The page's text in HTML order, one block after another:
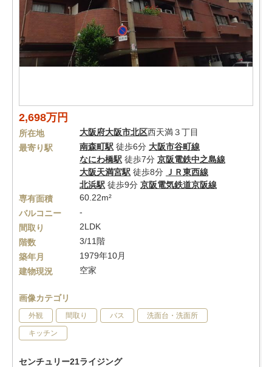
2,698万円
所在地 大阪府大阪市北区西天満３丁目
最寄り駅
南森町駅 徒歩6分 大阪市谷町線
なにわ橋駅 徒歩7分 京阪電鉄中之島線
大阪天満宮駅 徒歩8分 ＪＲ東西線
北浜駅 徒歩9分 京阪電気鉄道京阪線
専有面積
60.22m²
バルコニー
-
間取り
2LDK
階数
3/11階
築年月
1979年10月
建物現況
空家
画像カテゴリ
外観 間取り バス 洗面台・洗面所
キッチン
センチュリー21ライジング